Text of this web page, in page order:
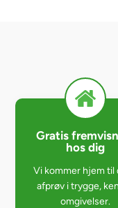
Gratis
hos dig
Vi kommer hjem til
afprøv i trygge,
omgivelser.